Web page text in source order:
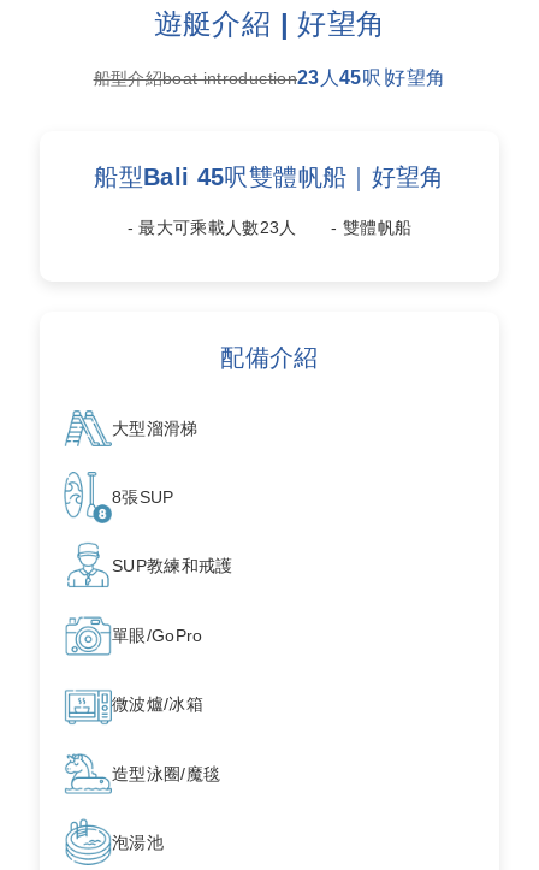
遊艇介紹 | 好望角
船型介紹boat introduction23人45呎∣好望角
船型Bali 45呎雙體帆船｜好望角
- 最大可乘載人數23人 - 雙體帆船
配備介紹
大型溜滑梯
8張SUP
SUP教練和戒護
單眼/GoPro
微波爐/冰箱
造型泳圈/魔毯
泡湯池